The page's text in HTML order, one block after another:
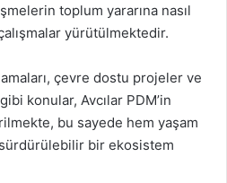
toplum yararına nasıl
yürütülmektedir.
çevre dostu projeler ve
konular, Avcılar PDM’in
bu sayede hem yaşam
bir ekosistem